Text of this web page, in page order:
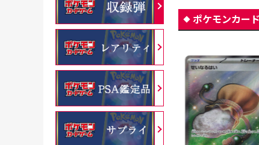
ポケモンカー